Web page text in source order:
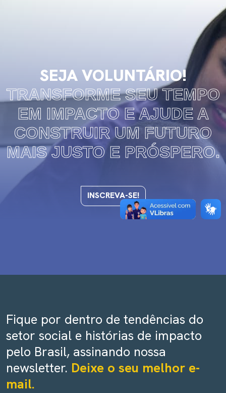
SEJA VOLUNTÁRIO!
TRANSFORME SEU TEMPO
EM IMPACTO E AJUDE A
CONSTRUIR UM FUTURO
MAIS JUSTO E PRÓSPERO.
INSCREVA-SE!
Fique por dentro de tendências do
setor social e histórias de impacto
pelo Brasil, assinando nossa
newsletter. Deixe o seu melhor e-
mail.